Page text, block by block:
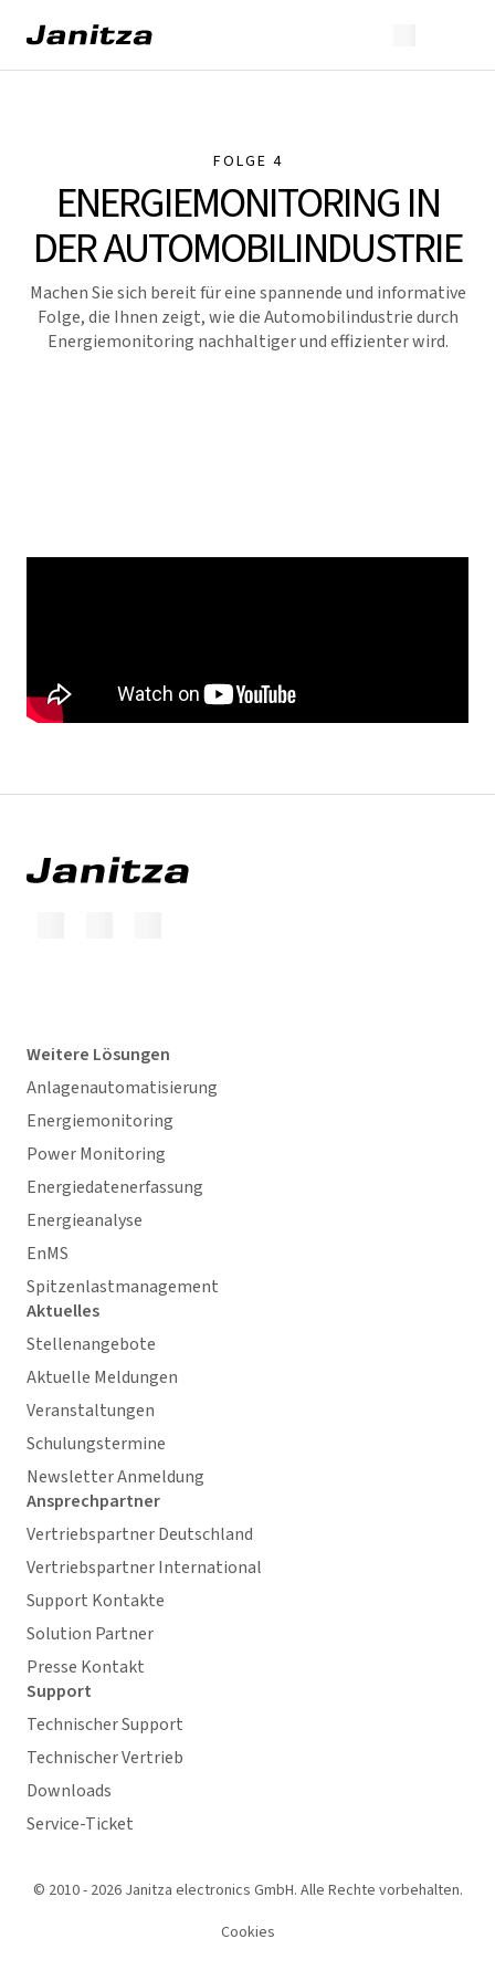
FOLGE 4
ENERGIEMONITORING IN
DER AUTOMOBILINDUSTRIE
Machen Sie sich bereit für eine spannende und informative
Folge, die Ihnen zeigt, wie die Automobilindustrie durch
Energiemonitoring nachhaltiger und effizienter wird.
Weitere Lösungen
Anlagenautomatisierung
Energiemonitoring
Power Monitoring
Energiedatenerfassung
Energieanalyse
EnMS
Spitzenlastmanagement
Aktuelles
Stellenangebote
Aktuelle Meldungen
Veranstaltungen
Schulungstermine
Newsletter Anmeldung
Ansprechpartner
Vertriebspartner Deutschland
Vertriebspartner International
Support Kontakte
Solution Partner
Presse Kontakt
Support
Technischer Support
Technischer Vertrieb
Downloads
Service-Ticket
© 2010 - 2026 Janitza electronics GmbH. Alle Rechte vorbehalten.
Cookies